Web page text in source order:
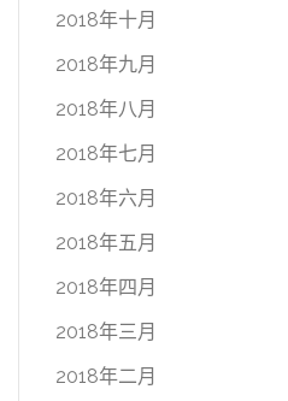
2018年十月
2018年九月
2018年八月
2018年七月
2018年六月
2018年五月
2018年四月
2018年三月
2018年二月